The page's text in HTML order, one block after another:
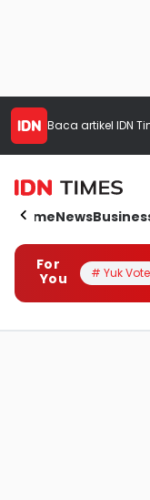
Baca artikel IDN
HomeNews
For
You
# Yuk Vote